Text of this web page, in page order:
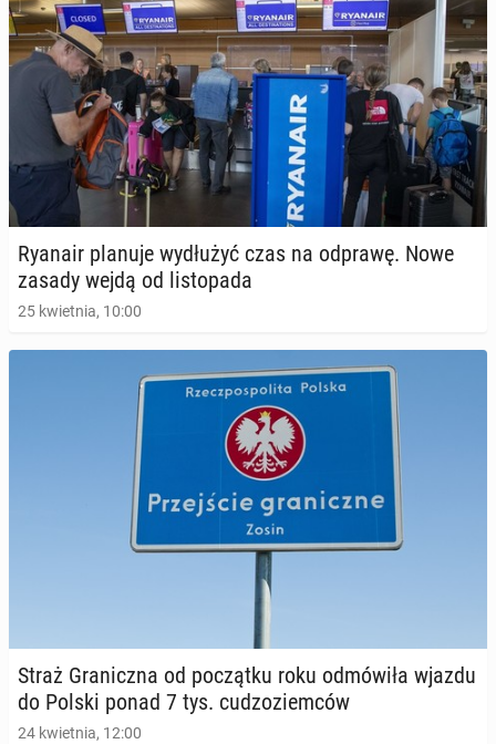
Ryanair planuje wy­dłu­żyć czas na odprawę. Nowe
zasady wejdą od li­sto­pa­da
25 kwietnia, 10:00
Straż Gra­nicz­na od po­cząt­ku roku od­mó­wi­ła wjazdu
do Polski ponad 7 tys. cu­dzo­ziem­ców
24 kwietnia, 12:00